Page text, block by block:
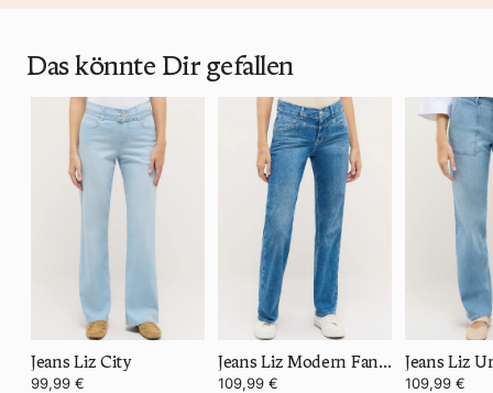
Das könnte Dir gefallen
Jeans Liz City
99,99 €
Jeans Liz Modern Fancy
109,99 €
Jeans Liz
109,99 €